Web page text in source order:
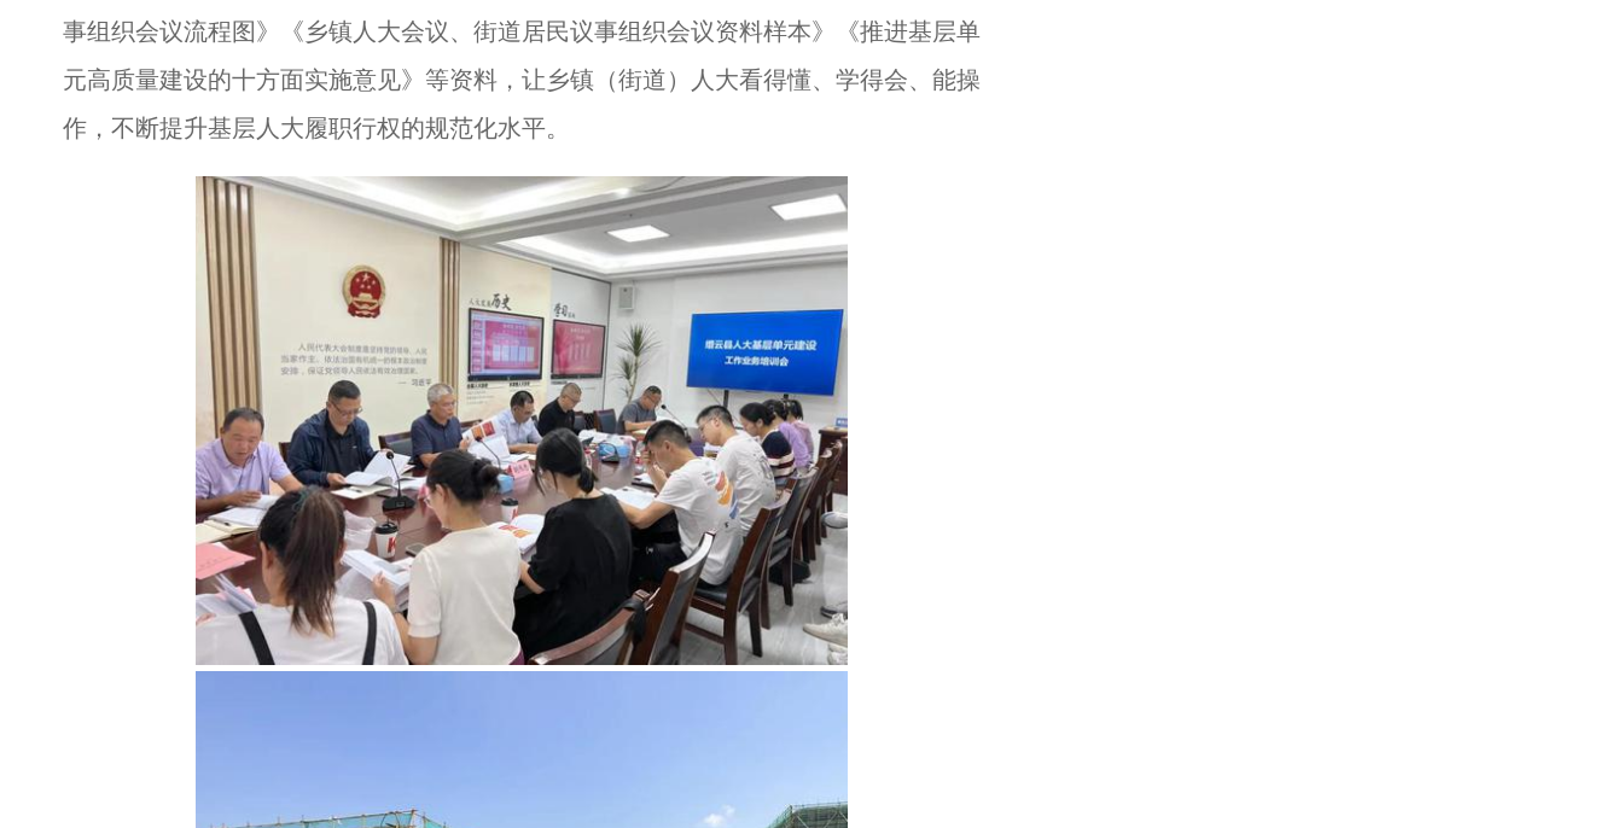
事组织会议流程图》《乡镇人大会议、街道居民议事组织会议资料样本》《推进基层单
元高质量建设的十方面实施意见》等资料，让乡镇（街道）人大看得懂、学得会、能操
作，不断提升基层人大履职行权的规范化水平。